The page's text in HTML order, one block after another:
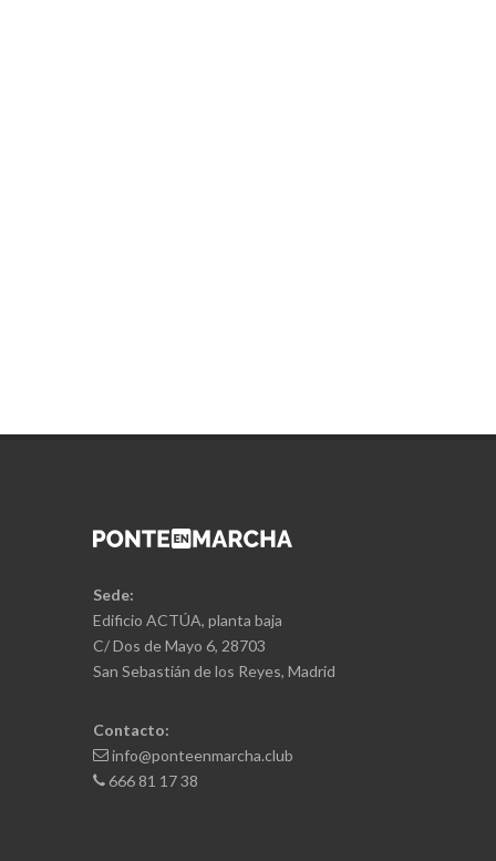
Sede:
Edificio ACTÚA, planta baja
C/ Dos de Mayo 6, 28703
San Sebastián de los Reyes, Madrid
Contacto:
info@ponteenmarcha.club
666 81 17 38